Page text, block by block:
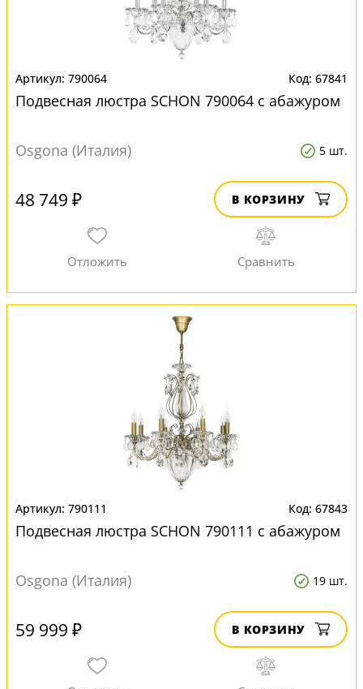
790064 67841
Подвесная люстра SCHON 790064 с абажуром
Osgona (Италия) 5 шт.
48 749 ₽ В КОРЗИНУ
790111 67843
Подвесная люстра SCHON 790111 с абажуром
Osgona (Италия) 19 шт.
59 999 ₽ В КОРЗИНУ